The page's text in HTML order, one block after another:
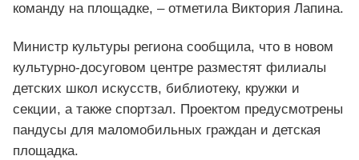
команду на площадке, – отметила Виктория Лапина.
Министр культуры региона сообщила, что в новом
культурно-досуговом центре разместят филиалы
детских школ искусств, библиотеку, кружки и
секции, а также спортзал. Проектом предусмотрены
пандусы для маломобильных граждан и детская
площадка.